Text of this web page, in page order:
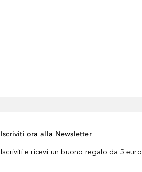
Iscriviti ora alla Newsletter
Iscriviti e ricevi un buono regalo da 5 euro